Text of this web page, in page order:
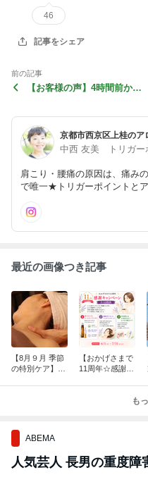
46
記事をシェア
前の記事
【お客様の声】4時間前から
肩こり・腰痛の原因は、痛み
で唯一★トリガーポイントと
最近の画像つき記事
【8月９月 季節
の特別ケア】暑
【おかげさまで
11周年☆感謝キ
も
ABEMA
人気芸人 長男の重度障